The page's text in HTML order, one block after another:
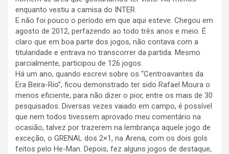
enquanto vestiu a camisa do INTER.
E não foi pouco o período em que aqui esteve. Chegou em
agosto de 2012, perfazendo ao todo três anos e meio. É
claro que em boa parte dos jogos, não contava com a
titularidade e entrava no transcorrer da partida. Mesmo
parcialmente, participou de 126 jogos.
Há um ano, quando escrevi sobre os “Centroavantes da
Era Beira-Rio”, ficou demonstrado ter sido Rafael Moura o
menos eficiente, para não dizer o pior, entre os mais de 30
pesquisados. Diversas vezes vaiado em campo, é possível
que nem todos tivessem aprovado meu comentário na
ocasião, talvez por trazerem na lembrança aquele jogo de
exceção, o GRENAL dos 2×1, na Arena, com os dois gols
feitos pelo He-Man. Depois, fez alguns jogos de destaque,